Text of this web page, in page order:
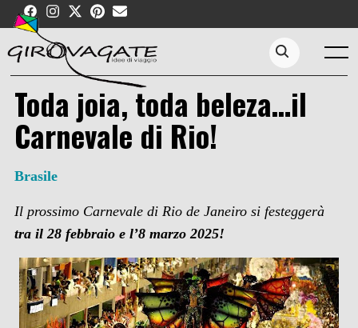
Skip
content
Menu
Search...
Toda joia, toda beleza…il
Carnevale di Rio!
Brasile
Il prossimo Carnevale di Rio de Janeiro si festeggerà
tra il 28 febbraio e l’8 marzo 2025!